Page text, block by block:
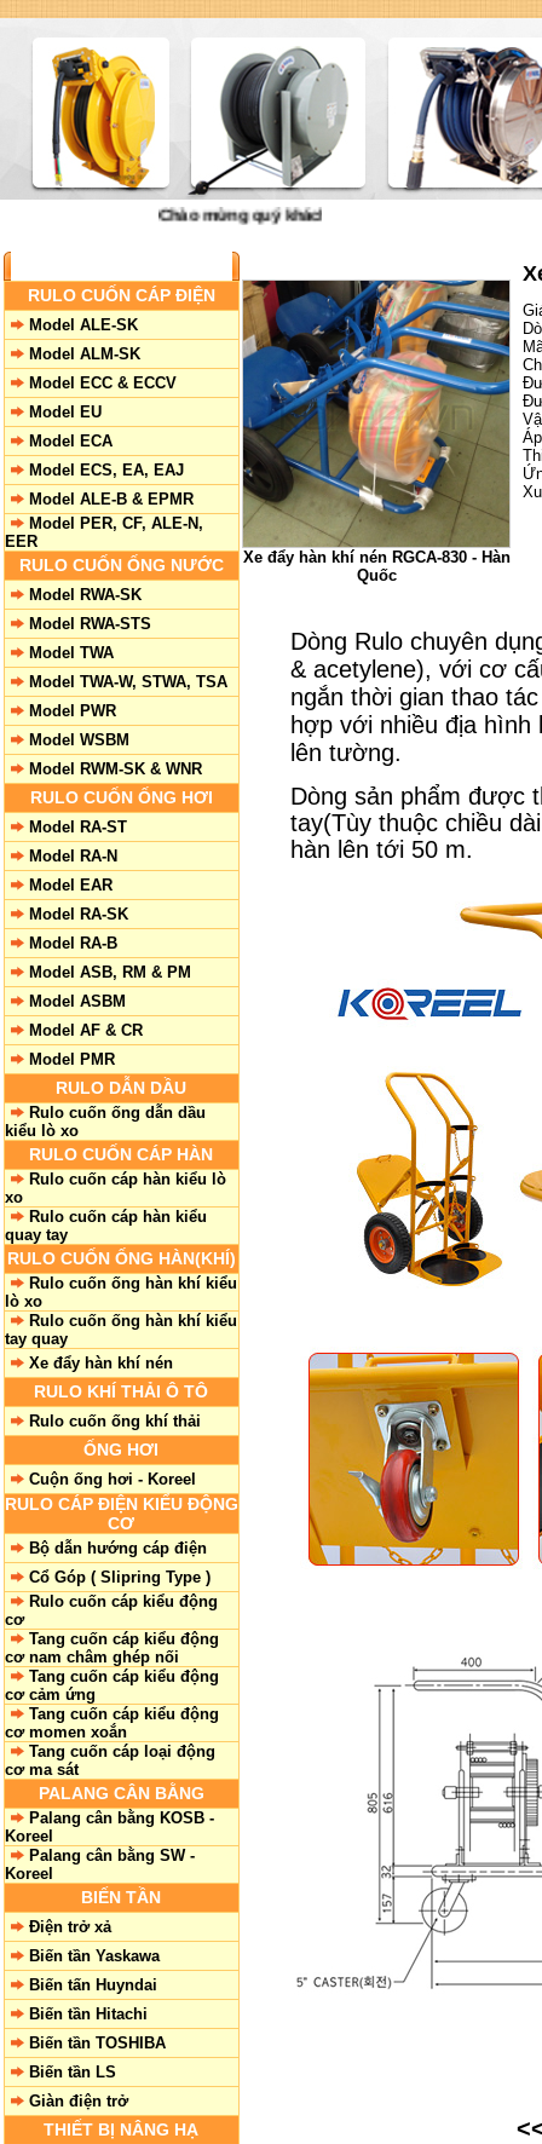
Chào mừng quý khách đến với công ty VNID Đại
RULO CUỐN CÁP ĐIỆN
Model ALE-SK
Model ALM-SK
Model ECC & ECCV
Model EU
Model ECA
Model ECS, EA, EAJ
Model ALE-B & EPMR
Model PER, CF, ALE-N,
EER
RULO CUỐN ỐNG NƯỚC
Model RWA-SK
Model RWA-STS
Model TWA
Model TWA-W, STWA, TSA
Model PWR
Model WSBM
Model RWM-SK & WNR
RULO CUỐN ỐNG HƠI
Model RA-ST
Model RA-N
Model EAR
Model RA-SK
Model RA-B
Model ASB, RM & PM
Model ASBM
Model AF & CR
Model PMR
RULO DẪN DẦU
Rulo cuốn ống dẫn dầu
kiểu lò xo
RULO CUỐN CÁP HÀN
Rulo cuốn cáp hàn kiểu lò
xo
Rulo cuốn cáp hàn kiểu
quay tay
RULO CUỐN ỐNG HÀN(KHÍ)
Rulo cuốn ống hàn khí kiểu
lò xo
Rulo cuốn ống hàn khí kiểu
tay quay
Xe đẩy hàn khí nén
RULO KHÍ THẢI Ô TÔ
Rulo cuốn ống khí thải
ỐNG HƠI
Cuộn ống hơi - Koreel
RULO CÁP ĐIỆN KIỂU ĐỘNG
CƠ
Bộ dẫn hướng cáp điện
Cổ Góp ( Slipring Type )
Rulo cuốn cáp kiểu động
cơ
Tang cuốn cáp kiểu động
cơ nam châm ghép nối
Tang cuốn cáp kiểu động
cơ cảm ứng
Tang cuốn cáp kiểu động
cơ momen xoắn
Tang cuốn cáp loại động
cơ ma sát
PALANG CÂN BẰNG
Palang cân bằng KOSB -
Koreel
Palang cân bằng SW -
Koreel
BIẾN TẦN
Điện trở xả
Biến tần Yaskawa
Biến tấn Huyndai
Biến tần Hitachi
Biến tần TOSHIBA
Biến tần LS
Giàn điện trở
THIẾT BỊ NÂNG HẠ
Xe đẩy hàn khí nén RGCA-830 - Hàn
Quốc
Dòng Rulo chuyên
& acetylene), với cơ
ngắn thời gian thao
hợp với nhiều địa hình
lên tường.
Dòng sản phẩm được
tay(Tùy thuộc chiều
hàn lên tới 50 m.